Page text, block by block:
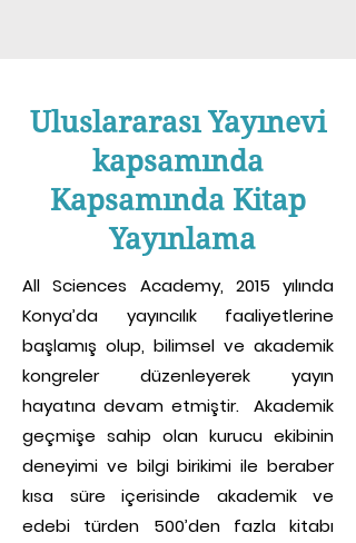
Uluslararası Yayınevi
kapsamında
Kapsamında Kitap
Yayınlama
All Sciences Academy, 2015 yılında
Konya’da yayıncılık faaliyetlerine
başlamış olup, bilimsel ve akademik
kongreler düzenleyerek yayın
hayatına devam etmiştir. Akademik
geçmişe sahip olan kurucu ekibinin
deneyimi ve bilgi birikimi ile beraber
kısa süre içerisinde akademik ve
edebi türden 500’den fazla kitabı